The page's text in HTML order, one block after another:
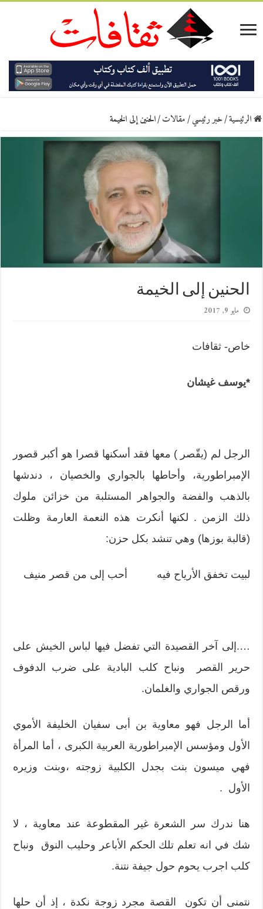
الرئيسية/خبر رئيسي/مقالات/الحنين إلى الخيمة
الحنين إلى الخيمة
مايو 9, 2017
خاص- ثقافات
*يوسف غيشان
الرجل لم (يقّصر ) معها فقد أسكنها قصرا هو أكبر قصور
الإمبراطورية، وأحاطها بالجواري والخصيان ، دندشها
بالذهب والفضة والجواهر المستلبة من خزائن ملوك
ذلك الزمن . لكنها أنكرت هذه النعمة العارمة وظلت
(قالبة بوزها) وهي تنشد بكل حزن:
لبيت تخفق الأرياح فيه أحب إلى من قصر منيف
….إلى آخر القصيدة التي تفضل فيها لباس الخيش على
حرير القصر ونباح كلب البادية على ضرب الدفوف
ورقص الجواري والغلمان.
أما الرجل فهو معاوية بن أبى سفيان الخليفة الأموي
الأول ومؤسس الإمبراطورية العربية الكبرى ، أما المرأة
فهي ميسون بنت بجدل الكلبية زوجته ،وبنت وزيره
الأول .
هنا ندرك سر الشعرة غير المقطوعة عند معاوية ، لا
شك في انه تعلم تلك الحكم الأباعر وحليب النوق ونباح
كلب اجرب يحوم حول جيفة نتنة.
نتمنى أن تكون القصة مجرد زوجة نكدة ، إذ أن حلها